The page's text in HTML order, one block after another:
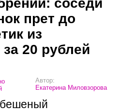
соседи
прет до
из
20 рублей
Автор:
Екатерина Миловзорова
бешеный